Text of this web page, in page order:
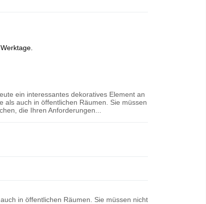
ein interessantes dekoratives Element an
als auch in öffentlichen Räumen. Sie müssen
die Ihren Anforderungen...
in öffentlichen Räumen. Sie müssen nicht